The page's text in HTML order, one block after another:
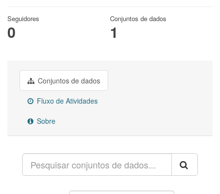
Seguidores
0
Conjuntos de dados
1
Conjuntos de dados
Fluxo de Atividades
Sobre